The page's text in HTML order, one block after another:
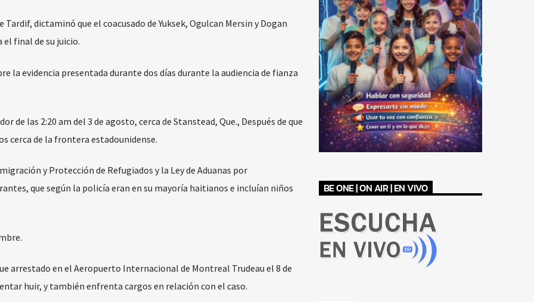
Tardif, dictaminó que el coacusado de Yuksek, Ogulcan Mersin y Dogan
final de su juicio.
la evidencia presentada durante dos días durante la audiencia de fianza
de las 2:20 am del 3 de agosto, cerca de Stanstead, Que., Después de que
cerca de la frontera estadounidense.
y Protección de Refugiados y la Ley de Aduanas por
que según la policía eran en su mayoría haitianos e incluían niños
arrestado en el Aeropuerto Internacional de Montreal Trudeau el 8 de
huir, y también enfrenta cargos en relación con el caso.
BE ONE | ON AIR | EN VIVO